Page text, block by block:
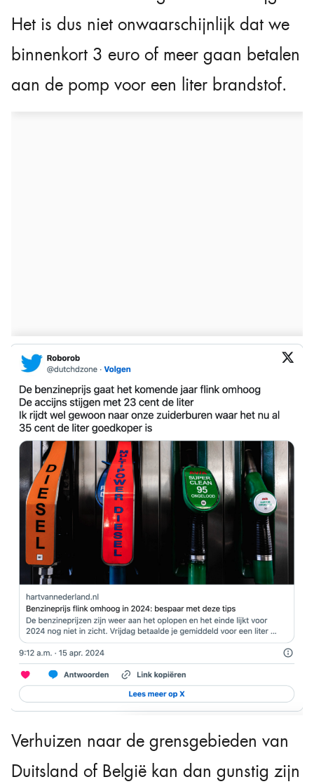
Het is dus niet onwaarschijnlijk dat we
binnenkort 3 euro of meer gaan betalen
aan de pomp voor een liter brandstof.
Verhuizen naar de grensgebieden van
Duitsland of België kan dan gunstig zijn